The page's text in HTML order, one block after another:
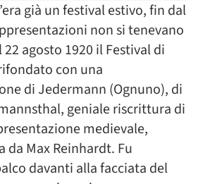
già un festival estivo, fin dal
non si tenevano
agosto 1920 il Festival di
con una
di Jedermann (Ognuno), di
geniale riscrittura di
medievale,
da Max Reinhardt. Fu
davanti alla facciata del